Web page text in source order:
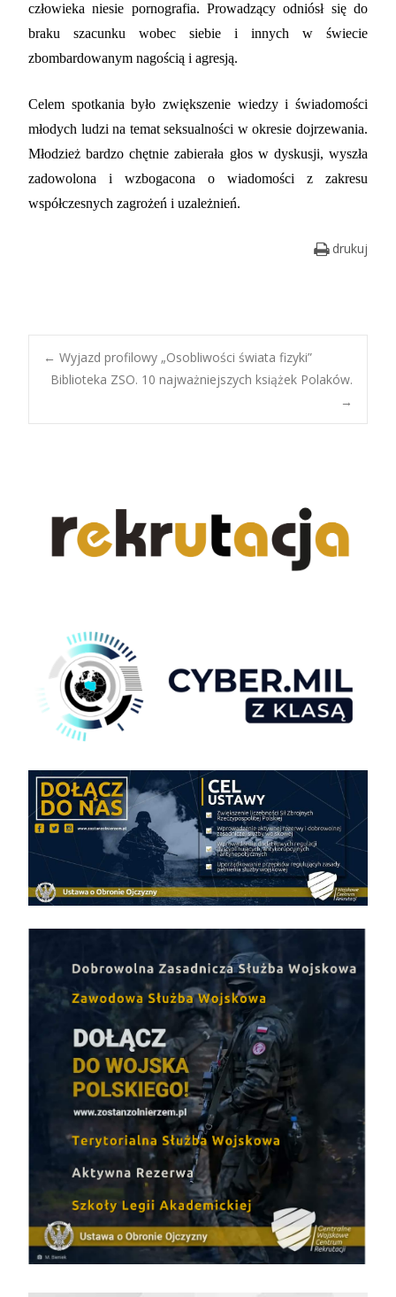
człowieka niesie pornografia. Prowadzący odniósł się do
braku szacunku wobec siebie i innych w świecie
zbombardowanym nagością i agresją.
Celem spotkania było zwiększenie wiedzy i świadomości
młodych ludzi na temat seksualności w okresie dojrzewania.
Młodzież bardzo chętnie zabierała głos w dyskusji, wyszła
zadowolona i wzbogacona o wiadomości z zakresu
współczesnych zagrożeń i uzależnień.
drukuj
Post
navigation
← Wyjazd profilowy „Osobliwości świata fizyki”
Biblioteka ZSO. 10 najważniejszych książek Polaków.
→